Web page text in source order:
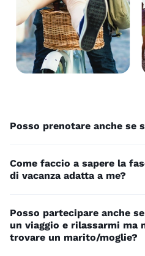
Posso prenotare anche se
Come faccio a sapere la
di vacanza adatta a me?
Posso partecipare anche
un viaggio e rilassarmi ma
trovare un marito/moglie?